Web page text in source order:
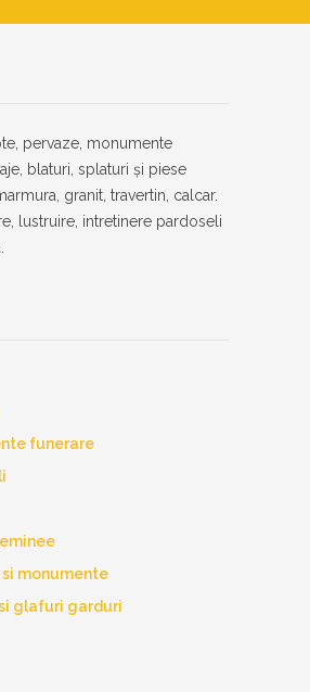
pervaze, monumente
blaturi, splaturi și piese
granit, travertin, calcar.
lustruire, intretinere pardoseli
funerare
monumente
glafuri garduri